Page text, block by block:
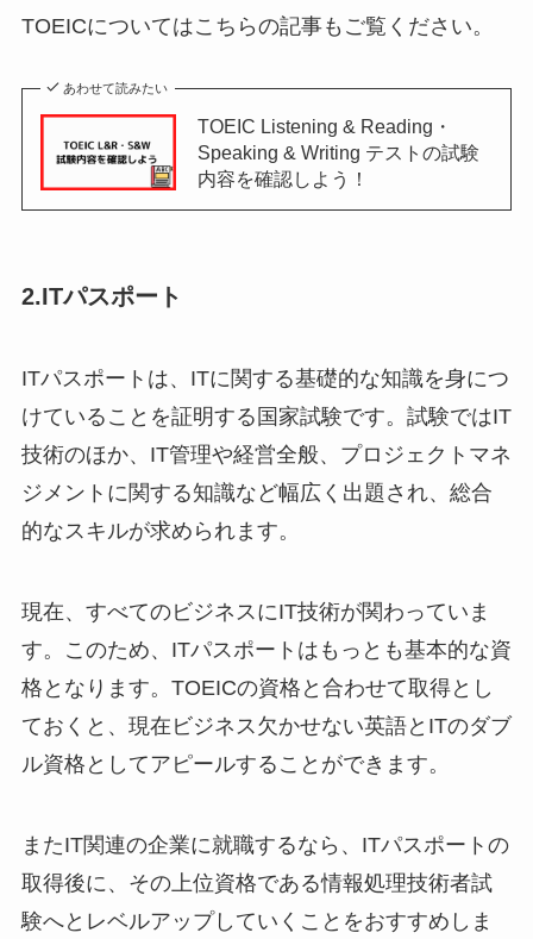
TOEICについてはこちらの記事もご覧ください。
あわせて読みたい
TOEIC Listening & Reading・
Speaking & Writing テストの試験
内容を確認しよう！
2.ITパスポート
ITパスポートは、ITに関する基礎的な知識を身につ
けていることを証明する国家試験です。試験ではIT
技術のほか、IT管理や経営全般、プロジェクトマネ
ジメントに関する知識など幅広く出題され、総合
的なスキルが求められます。
現在、すべてのビジネスにIT技術が関わっていま
す。このため、ITパスポートはもっとも基本的な資
格となります。TOEICの資格と合わせて取得とし
ておくと、現在ビジネス欠かせない英語とITのダブ
ル資格としてアピールすることができます。
またIT関連の企業に就職するなら、ITパスポートの
取得後に、その上位資格である情報処理技術者試
験へとレベルアップしていくことをおすすめしま